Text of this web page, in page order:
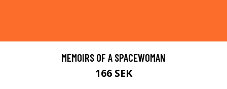
MEMOIRS OF A SPACEWOMAN
166 SEK